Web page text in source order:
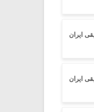
ایران
ایران